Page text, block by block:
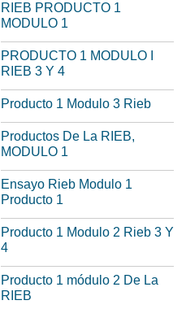
RIEB PRODUCTO 1
MODULO 1
PRODUCTO 1 MODULO I
RIEB 3 Y 4
Producto 1 Modulo 3 Rieb
Productos De La RIEB,
MODULO 1
Ensayo Rieb Modulo 1
Producto 1
Producto 1 Modulo 2 Rieb 3 Y
4
Producto 1 módulo 2 De La
RIEB